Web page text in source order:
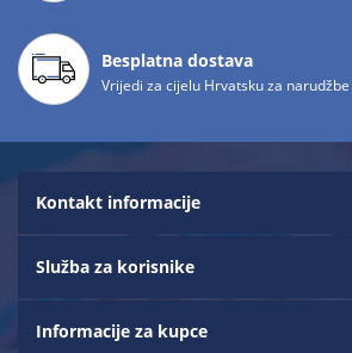
Besplatna dostava
Vrijedi za cijelu Hrvatsku za
Kontakt informacije
Služba za korisnike
Informacije za kupce